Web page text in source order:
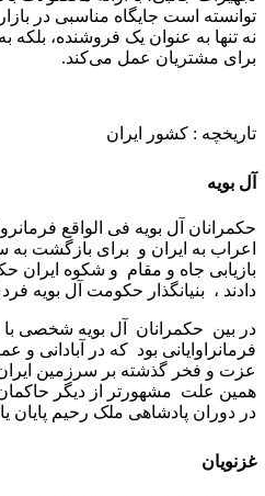
توانسته است جایگاه مناسبی در
نه تنها به عنوان یک فروشنده،
برای مشتریان عمل می‌کند.
تاریخچه : کشور ایران
آل بویه
حکمرانان آل بویه فی الواقع
اعراب به ایران و برای بازگشت
بازیابی جاه و مقام و شکوه
دادند ، بنیانگذار حکومت آل بویه
در بین حکمرانان آل بویه شخصی با
فرمانراوایانی بود که در آبادانی و
عزت و فخر گذشته بر سرزمین
همین علت مشهورتر از دیگر حاکمان
در دوران پادشاهی ملک رحیم پایان
غزنویان